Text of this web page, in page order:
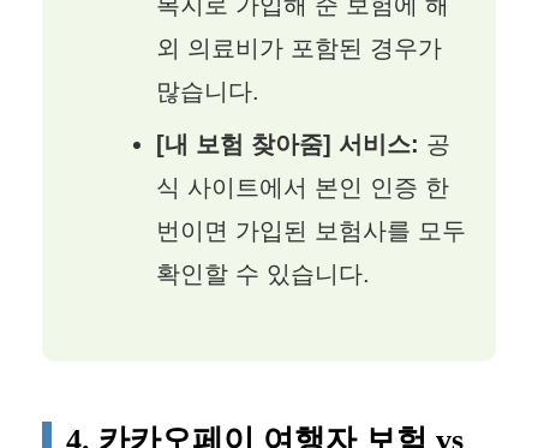
복지로 가입해 준 보험에 해
외 의료비가 포함된 경우가
많습니다.
[내 보험 찾아줌] 서비스: 공
식 사이트에서 본인 인증 한
번이면 가입된 보험사를 모두
확인할 수 있습니다.
4. 카카오페이 여행자 보험 vs